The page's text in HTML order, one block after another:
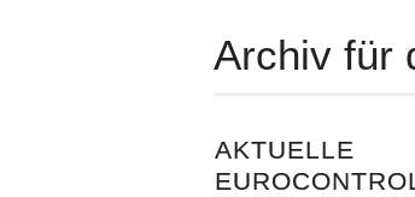
Archiv für
AKTUELLE